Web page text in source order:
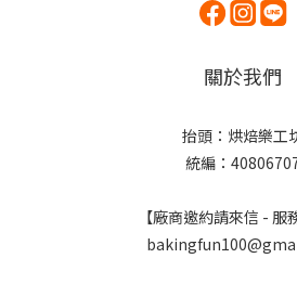
關於我們
抬頭：烘焙樂工
統編：
【廠商邀約請來信 - 服